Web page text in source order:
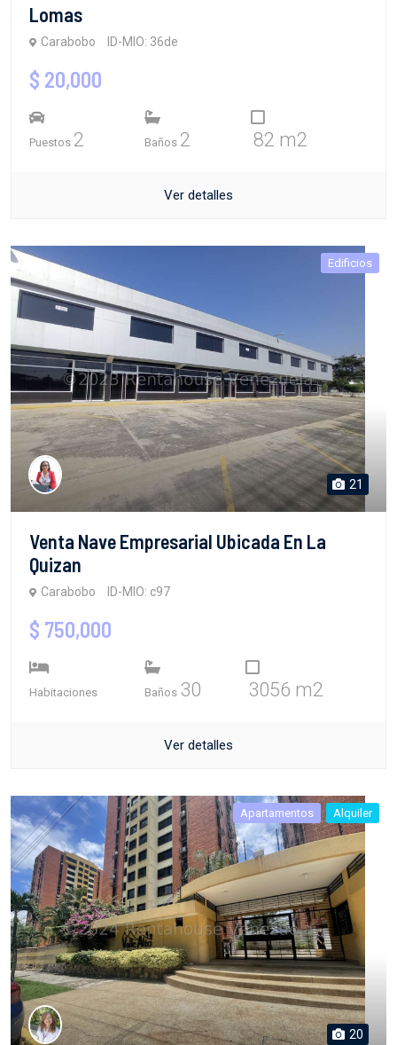
Lomas
Carabobo ID-MIO: 36de
$ 20,000
Puestos 2 Baños 2 82 m2
Ver detalles
Edificios
21
Venta Nave Empresarial Ubicada En La
Quizan
Carabobo ID-MIO: c97
$ 750,000
Habitaciones Baños 30 3056 m2
Ver detalles
Apartamentos Alquiler
20